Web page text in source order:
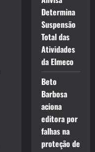
Determina
Suspensão
Total das
Atividades
da Elmeco
Beto
Barbosa
aciona
editora por
falhas na
proteção de